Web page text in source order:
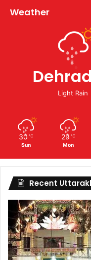
Weather
Light Rain
30 ℃
Sun
29 ℃
Mon
Recent